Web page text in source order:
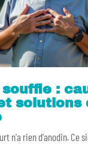
souffle :
solutions
n'a rien d'anodin. Ce